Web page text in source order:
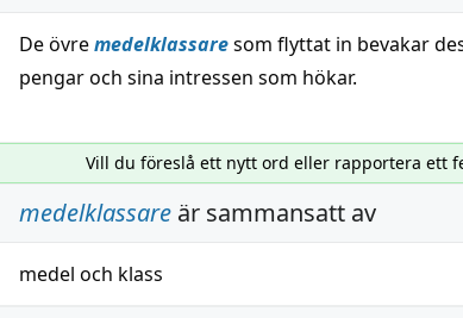
De övremedelklassaresom flyttat in bevakar
pengar och sina intressen som hökar.
Vill du föreslå ett nytt ord eller rapportera ett
medelklassare är sammansatt av
medel och klass